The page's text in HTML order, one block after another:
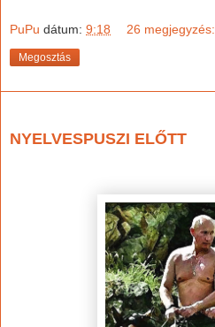
PuPu dátum: 9:18 26 megjegyzés:
Megosztás
NYELVESPUSZI ELŐTT